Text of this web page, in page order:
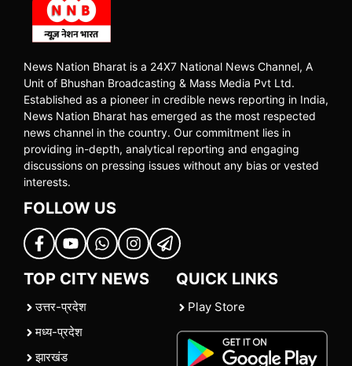
News Nation Bharat is a 24X7 National News Channel, A
Unit of Bhushan Broadcasting & Mass Media Pvt Ltd.
Established as a pioneer in credible news reporting in India,
News Nation Bharat has emerged as the most respected
news channel in the country. Our commitment lies in
providing in-depth, analytical reporting and engaging
discussions on pressing issues without any bias or vested
interests.
FOLLOW US
TOP CITY NEWS
उत्तर-प्रदेश
मध्य-प्रदेश
झारखंड
QUICK LINKS
Play Store